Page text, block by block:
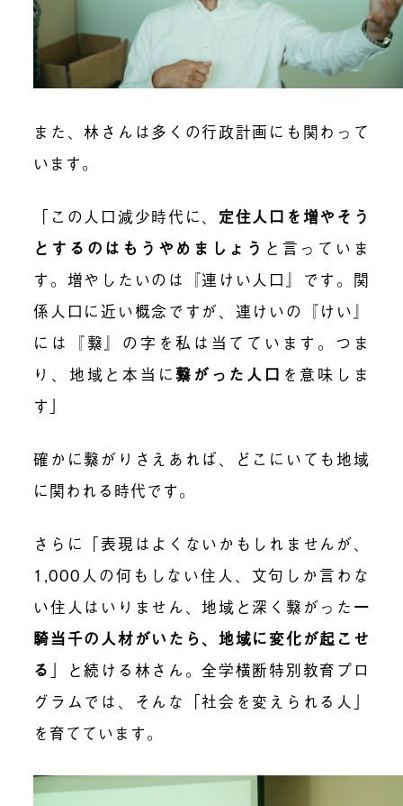
また、林さんは多くの行政計画にも関わって
います。
「この人口減少時代に、 定住人口を増やそう
とするのはもうやめましょう と言っていま
す。増やしたいのは『連けい人口』です。関
係人口に近い概念ですが、連けいの『けい』
には『繋』の字を私は当てています。つま
り、地域と本当に 繋がった人口 を意味しま
す」
確かに繋がりさえあれば、どこにいても地域
に関われる時代です。
さらに「表現はよくないかもしれませんが、
1,000人の何もしない住人、文句しか言わな
い住人はいりません、地域と深く繋がった 一
騎当千の人材がいたら、地域に変化が起こせ
る 」と続ける林さん。全学横断特別教育プロ
グラムでは、そんな「社会を変えられる人」
を育てています。